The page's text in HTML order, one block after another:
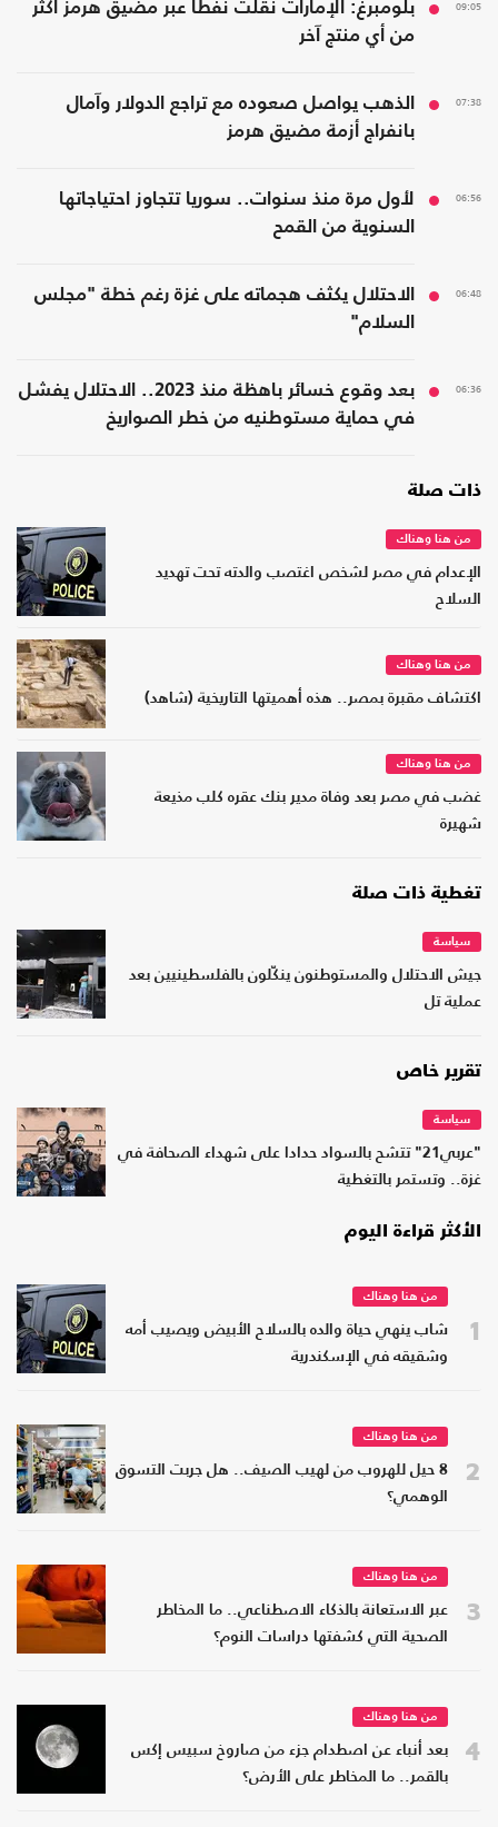
09:05
بلومبرغ: الإمارات نقلت نفطا عبر مضيق هرمز أكثر
من أي منتج آخر
07:38
الذهب يواصل صعوده مع تراجع الدولار وآمال
بانفراج أزمة مضيق هرمز
06:56
لأول مرة منذ سنوات.. سوريا تتجاوز احتياجاتها
السنوية من القمح
06:48
الاحتلال يكثف هجماته على غزة رغم خطة "مجلس
السلام"
06:36
بعد وقوع خسائر باهظة منذ 2023.. الاحتلال يفشل
في حماية مستوطنيه من خطر الصواريخ
ذات صلة
من هنا وهناك
الإعدام في مصر لشخص اغتصب والدته تحت تهديد
السلاح
من هنا وهناك
اكتشاف مقبرة بمصر.. هذه أهميتها التاريخية (شاهد)
من هنا وهناك
غضب في مصر بعد وفاة مدير بنك عقره كلب مذيعة
شهيرة
تغطية ذات صلة
سياسة
جيش الاحتلال والمستوطنون ينكّلون بالفلسطينيين بعد
عملية تل
تقرير خاص
سياسة
"عربي21" تتشح بالسواد حدادا على شهداء الصحافة في
غزة.. وتستمر بالتغطية
الأكثر قراءة اليوم
1
من هنا وهناك
شاب ينهي حياة والده بالسلاح الأبيض ويصيب أمه
وشقيقه في الإسكندرية
2
من هنا وهناك
8 حيل للهروب من لهيب الصيف.. هل جربت التسوق
الوهمي؟
3
من هنا وهناك
عبر الاستعانة بالذكاء الاصطناعي.. ما المخاطر
الصحية التي كشفتها دراسات النوم؟
4
من هنا وهناك
بعد أنباء عن اصطدام جزء من صاروخ سبيس إكس
بالقمر.. ما المخاطر على الأرض؟